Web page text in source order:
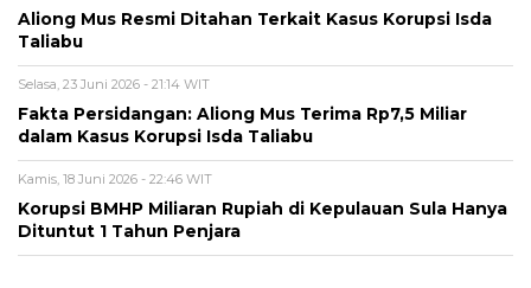
Aliong Mus Resmi Ditahan Terkait Kasus Korupsi Isda
Taliabu
Selasa, 23 Juni 2026 - 21:14 WIT
Fakta Persidangan: Aliong Mus Terima Rp7,5 Miliar
dalam Kasus Korupsi Isda Taliabu
Kamis, 18 Juni 2026 - 22:46 WIT
Korupsi BMHP Miliaran Rupiah di Kepulauan Sula Hanya
Dituntut 1 Tahun Penjara